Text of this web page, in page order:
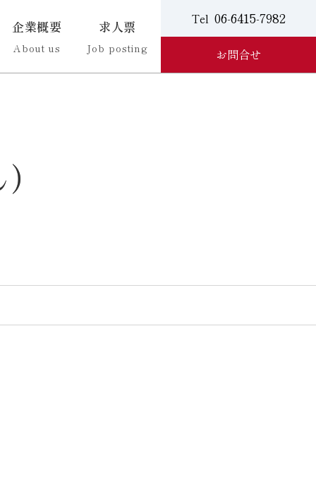
企業概要
About us
求人票
Job posting
Tel 06-6415-7982
お問合せ